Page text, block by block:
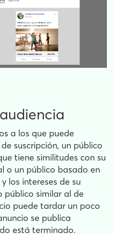
a los que puede
suscripción, un público
tiene similitudes con su
o un público basado en
los intereses de su
público similar al de
puede tardar un poco
se publica
está terminado.